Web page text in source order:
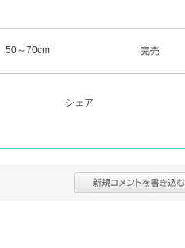
50～70cm 完売
シェア